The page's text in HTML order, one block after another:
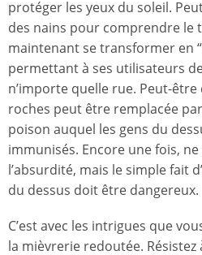
protéger les yeux du soleil.
des nains pour comprendre le
maintenant se transformer en
permettant à ses utilisateurs
n’importe quelle rue. Peut-être
roches peut être remplacée
poison auquel les gens du
immunisés. Encore une fois,
l’absurdité, mais le simple fait
du dessus doit être dangereux.
C’est avec les intrigues que
la mièvrerie redoutée. Résistez